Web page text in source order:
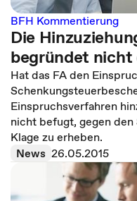
BFH Kommentierung
Die
begründet nicht
Hat das FA den
Einspruchsverfahren
nicht befugt, gegen
Klage zu erheben.
News 26.05.2015